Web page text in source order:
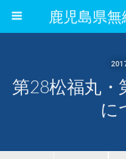
鹿児島県
第28松福丸・
に